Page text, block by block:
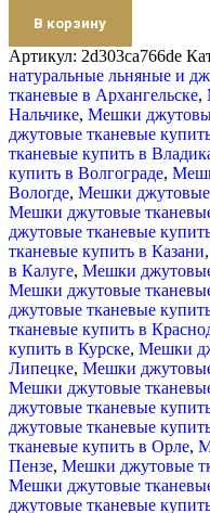
В корзину
Артикул: 2d303ca766de
натуральные льняные и
тканевые в Архангельске,
Нальчике, Мешки
джутовые тканевые
тканевые купить в
купить в Волгограде,
Вологде, Мешки джутовые
Мешки джутовые
джутовые тканевые
тканевые купить в Казани,
в Калуге, Мешки
Мешки джутовые
джутовые тканевые
тканевые купить в
купить в Курске, Мешки
Липецке, Мешки
Мешки джутовые
джутовые тканевые
джутовые тканевые
тканевые купить в Орле,
Пензе, Мешки джутовые
Мешки джутовые
джутовые тканевые